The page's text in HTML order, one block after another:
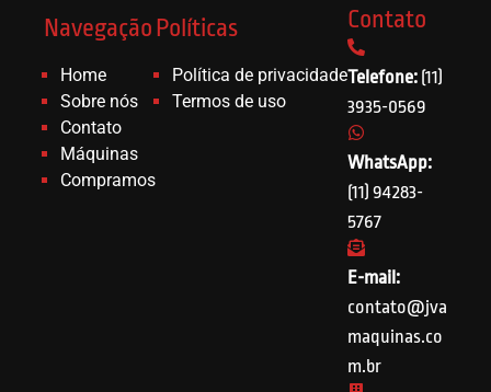
Navegação
Home
Sobre nós
Contato
Máquinas
Compramos
Políticas
Política de privacidade
Termos de uso
Contato
Telefone: (11)
3935-0569
WhatsApp:
(11) 94283-
5767
E-mail:
contato@jva
maquinas.co
m.br